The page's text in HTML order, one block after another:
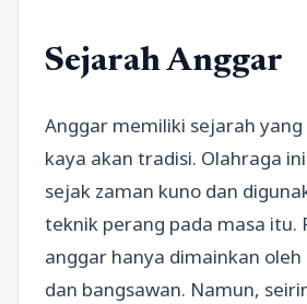
Sejarah Anggar
Anggar memiliki sejarah
kaya akan tradisi. Olahraga
sejak zaman kuno dan
teknik perang pada masa itu.
anggar hanya dimainkan
dan bangsawan. Namun,